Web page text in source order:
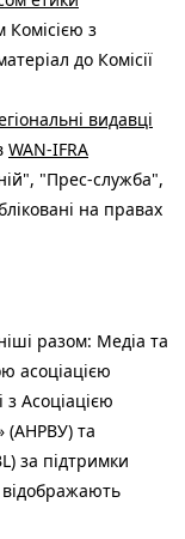
з
до Комісії
видавці
WAN-IFRA
"Прес-служба",
на правах
разом: Медіа та
асоціацією
з Асоціацією
(АНРВУ) та
за підтримки
відображають